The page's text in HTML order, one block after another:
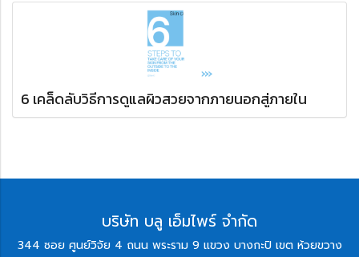
6 เคล็ดลับวิธีการดูแลผิวสวยจากภายนอกสู่ภายใน
บริษัท บลู เอ็มไพร์ จำกัด
344 ซอย ศูนย์วิจัย 4 ถนน พระราม 9 แขวง บางกะปิ เขต ห้วยขวาง